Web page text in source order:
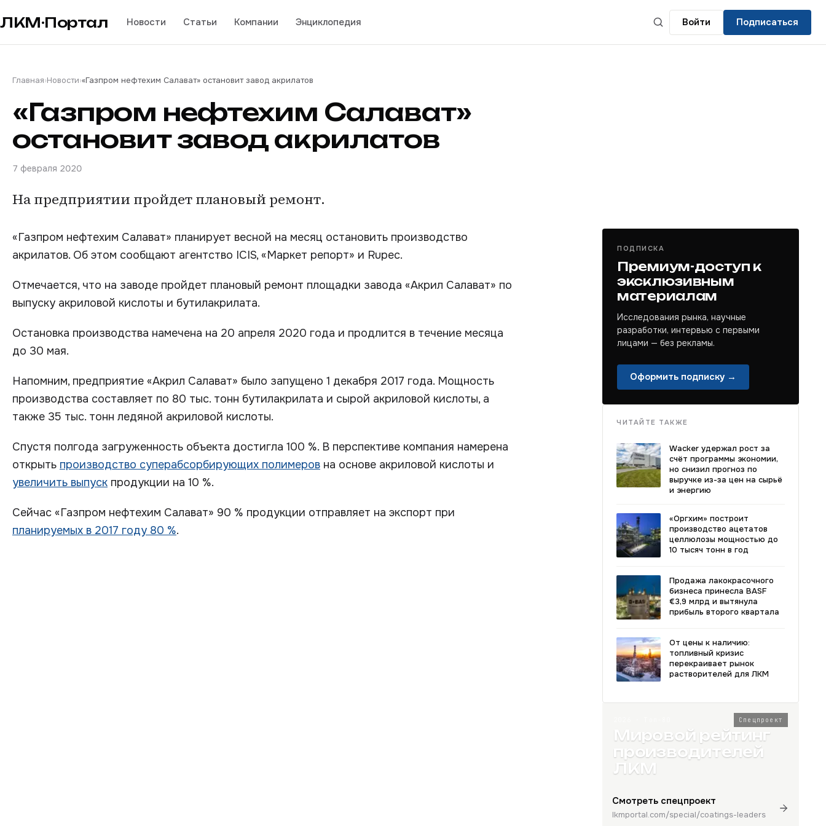
ЛКМ·Портал Новости Статьи Компании Энциклопедия Войти Подписаться
Главная›Новости›«Газпром нефтехим Салават» остановит завод акрилатов
«Газпром нефтехим Салават»
остановит завод акрилатов
7 февраля 2020
На предприятии пройдет плановый ремонт.
«Газпром нефтехим Салават» планирует весной на месяц остановить производство
акрилатов. Об этом сообщают агентство ICIS, «Маркет репорт» и Rupec.
Отмечается, что на заводе пройдет плановый ремонт площадки завода «Акрил Салават» по
выпуску акриловой кислоты и бутилакрилата.
Остановка производства намечена на 20 апреля 2020 года и продлится в течение месяца
до 30 мая.
Напомним, предприятие «Акрил Салават» было запущено 1 декабря 2017 года. Мощность
производства составляет по 80 тыс. тонн бутилакрилата и сырой акриловой кислоты, а
также 35 тыс. тонн ледяной акриловой кислоты.
Спустя полгода загруженность объекта достигла 100 %. В перспективе компания намерена
открыть производство суперабсорбирующих полимеров на основе акриловой кислоты и
увеличить выпуск продукции на 10 %.
Сейчас «Газпром нефтехим Салават» 90 % продукции отправляет на экспорт при
планируемых в 2017 году 80 %.
ПОДПИСКА
Премиум-доступ к
эксклюзивным
материалам
Исследования рынка, научные
разработки, интервью с первыми
лицами — без рекламы.
Оформить подписку →
ЧИТАЙТЕ ТАКЖЕ
Wacker удержал рост за
счёт программы экономии,
но снизил прогноз по
выручке из-за цен на сырьё
и энергию
«Оргхим» построит
производство ацетатов
целлюлозы мощностью до
10 тысяч тонн в год
Продажа лакокрасочного
бизнеса принесла BASF
€3,9 млрд и вытянула
прибыль второго квартала
От цены к наличию:
топливный кризис
перекраивает рынок
растворителей для ЛКМ
Спецпроект
Мировой рейтинг
производителей
ЛКМ
Смотреть спецпроект
lkmportal.com/special/coatings-leaders